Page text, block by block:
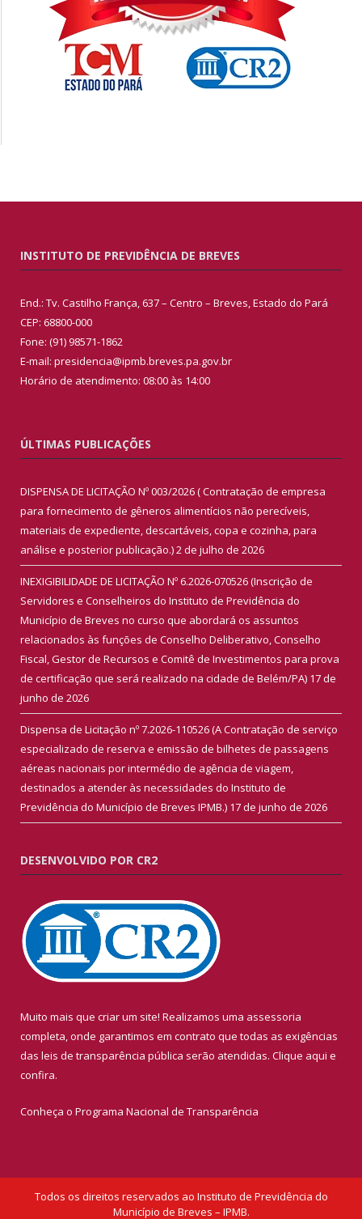
INSTITUTO DE PREVIDÊNCIA DE BREVES
End.: Tv. Castilho França, 637 – Centro – Breves, Estado do Pará
CEP: 68800-000
Fone: (91) 98571-1862
E-mail: presidencia@ipmb.breves.pa.gov.br
Horário de atendimento: 08:00 às 14:00
ÚLTIMAS PUBLICAÇÕES
DISPENSA DE LICITAÇÃO Nº 003/2026 ( Contratação de empresa
para fornecimento de gêneros alimentícios não perecíveis,
materiais de expediente, descartáveis, copa e cozinha, para
análise e posterior publicação.)2 de julho de 2026
INEXIGIBILIDADE DE LICITAÇÃO Nº 6.2026-070526 (Inscrição de
Servidores e Conselheiros do Instituto de Previdência do
Município de Breves no curso que abordará os assuntos
relacionados às funções de Conselho Deliberativo, Conselho
Fiscal, Gestor de Recursos e Comitê de Investimentos para prova
de certificação que será realizado na cidade de Belém/PA) 17 de
junho de 2026
Dispensa de Licitação nº 7.2026-110526 (A Contratação de serviço
especializado de reserva e emissão de bilhetes de passagens
aéreas nacionais por intermédio de agência de viagem,
destinados a atender às necessidades do Instituto de
Previdência do Município de Breves IPMB.) 17 de junho de 2026
DESENVOLVIDO POR CR2
Muito mais que criar um site! Realizamos uma assessoria
completa, onde garantimos em contrato que todas as exigências
das leis de transparência pública serão atendidas. Clique aqui e
confira.
Conheça o Programa Nacional de Transparência
Todos os direitos reservados ao Instituto de Previdência do
Município de Breves – IPMB.